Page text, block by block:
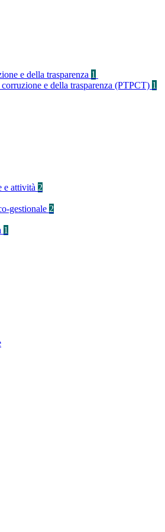
e della trasparenza 1
e della trasparenza (PTPCT) 1
e attività 2
gestionale 2
1